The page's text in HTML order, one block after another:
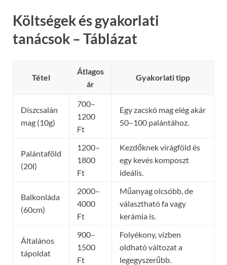
Költségek és gyakorlati
tanácsok – Táblázat
Tétel
Átlagos
ár
Gyakorlati tipp
Díszcsalán
mag (10g)
700–
1200
Ft
Egy zacskó mag elég akár
50–100 palántához.
Palántaföld
(20l)
1200–
1800
Ft
Kezdőknek virágföld és
egy kevés komposzt
ideális.
Balkonláda
(60cm)
2000–
4000
Ft
Műanyag olcsóbb, de
választható fa vagy
kerámia is.
Általános
tápoldat
900–
1500
Ft
Folyékony, vízben
oldható változat a
legegyszerűbb.